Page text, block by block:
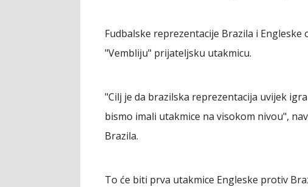
Fudbalske reprezentacije Brazila i
"Vembliju" prijateljsku utakmicu.
"Cilj je da brazilska reprezentacija uvijek
bismo imali utakmice na visokom nivou",
Brazila.
To će biti prva utakmice Engleske protiv